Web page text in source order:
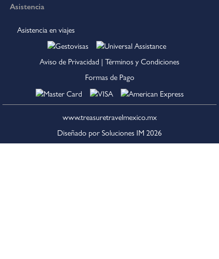
Asistencia
Asistencia en viajes
Aviso de Privacidad | Términos y Condiciones
Formas de Pago
www.treasuretravelmexico.mx
Diseñado por Soluciones IM 2026